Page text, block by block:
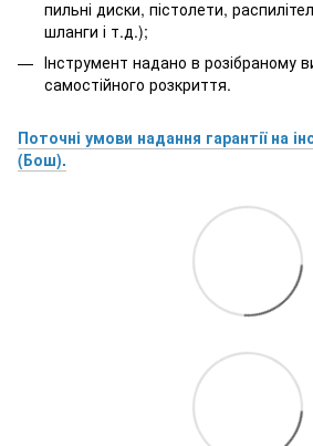
пильні диски, пістолети,
шланги і т.д.);
Інструмент надано в розібраному
самостійного розкриття.
Поточні умови надання гарантії на
(Бош).